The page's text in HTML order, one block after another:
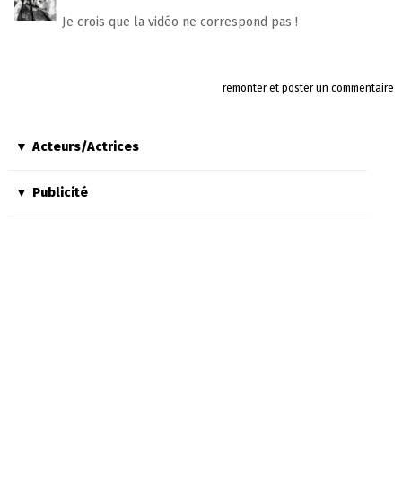
Je crois que la vidéo ne correspond pas !
remonter et poster un commentaire
Acteurs/Actrices
Publicité